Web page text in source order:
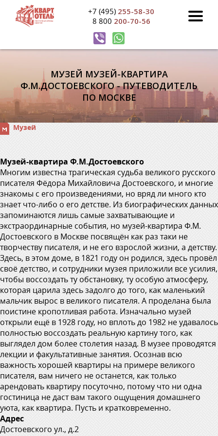
+7 (495) 255-58-30
8 800 200-70-56
МУЗЕЙ МУЗЕЙ-КВАРТИРА
Ф.М.ДОСТОЕВСКОГО - ПУТЕВОДИТЕЛЬ
ПО МОСКВЕ
Музей
Музей-квартира Ф.М.Достоевского
Многим известна трагическая судьба великого русского
писателя Фёдора Михайловича Достоевского, и многие
знакомы с его произведениями, но вряд ли много кто
знает что-либо о его детстве. Из биографических данных
запоминаются лишь самые захватывающие и
экстраординарные события, но музей-квартира Ф.М.
Достоевского в Москве посвящён как раз таки не
творчеству писателя, и не его взрослой жизни, а детству.
Здесь, в этом доме, в 1821 году он родился, здесь провёл
своё детство, и сотрудники музея приложили все усилия,
чтобы воссоздать ту обстановку, ту особую атмосферу,
которая царила здесь задолго до того, как маленький
мальчик вырос в великого писателя. А проделана была
поистине кропотливая работа. Изначально музей
открыли ещё в 1928 году, но вплоть до 1982 не удавалось
полностью воссоздать реальную картину того, как
выглядел дом более столетия назад. В музее проводятся
лекции и факультативные занятия. Осознав всю
важность хорошей квартиры на примере великого
писателя, вам ничего не останется, как только
арендовать квартиру посуточно, потому что ни одна
гостиница не даст вам такого ощущения домашнего
уюта, как квартира. Пусть и кратковременно.
Адрес
Достоевского ул., д.2